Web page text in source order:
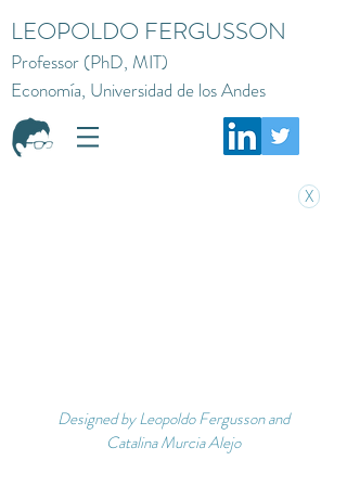
LEOPOLDO FERGUSSON
Professor (PhD, MIT)
Economía, Universidad de los Andes
X
Designed by Leopoldo Fergusson and
Catalina Murcia Alejo